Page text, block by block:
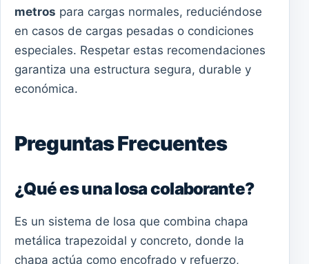
metros para cargas normales, reduciéndose
en casos de cargas pesadas o condiciones
especiales. Respetar estas recomendaciones
garantiza una estructura segura, durable y
económica.
Preguntas Frecuentes
¿Qué es una losa colaborante?
Es un sistema de losa que combina chapa
metálica trapezoidal y concreto, donde la
chapa actúa como encofrado y refuerzo,